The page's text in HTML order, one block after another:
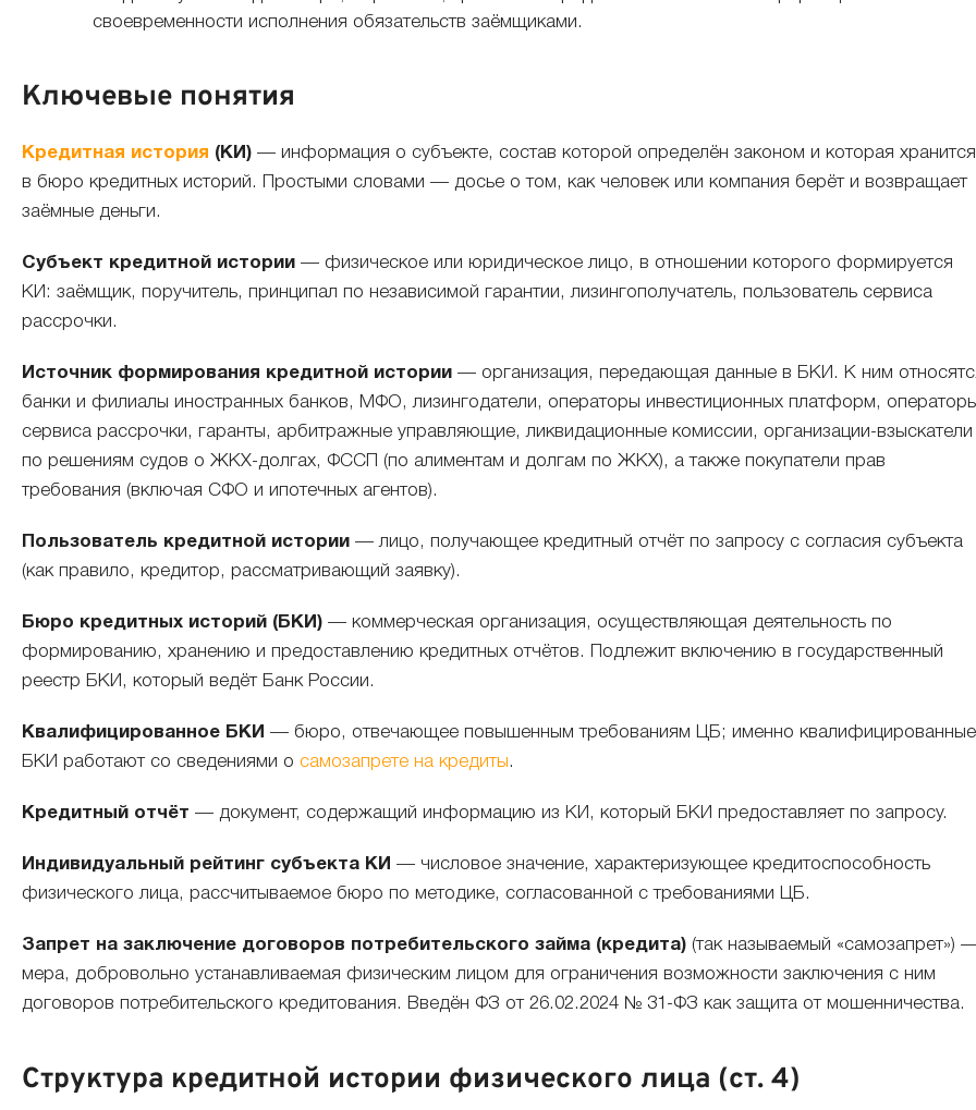
своевременности исполнения обязательств заёмщиками.
Ключевые понятия
Кредитная история (КИ) — информация о субъекте, состав которой определён законом и которая хранится
в бюро кредитных историй. Простыми словами — досье о том, как человек или компания берёт и возвращает
заёмные деньги.
Субъект кредитной истории — физическое или юридическое лицо, в отношении которого формируется
КИ: заёмщик, поручитель, принципал по независимой гарантии, лизингополучатель, пользователь сервиса
рассрочки.
Источник формирования кредитной истории — организация, передающая данные в БКИ. К ним
банки и филиалы иностранных банков, МФО, лизингодатели, операторы инвестиционных платформ,
сервиса рассрочки, гаранты, арбитражные управляющие, ликвидационные комиссии, организации-взыскатели
по решениям судов о ЖКХ-долгах, ФССП (по алиментам и долгам по ЖКХ), а также покупатели прав
требования (включая СФО и ипотечных агентов).
Пользователь кредитной истории — лицо, получающее кредитный отчёт по запросу с согласия субъекта
(как правило, кредитор, рассматривающий заявку).
Бюро кредитных историй (БКИ) — коммерческая организация, осуществляющая деятельность по
формированию, хранению и предоставлению кредитных отчётов. Подлежит включению в государственный
реестр БКИ, который ведёт Банк России.
Квалифицированное БКИ — бюро, отвечающее повышенным требованиям ЦБ; именно квалифицированные
БКИ работают со сведениями о самозапрете на кредиты.
Кредитный отчёт — документ, содержащий информацию из КИ, который БКИ предоставляет по запросу.
Индивидуальный рейтинг субъекта КИ — числовое значение, характеризующее кредитоспособность
физического лица, рассчитываемое бюро по методике, согласованной с требованиями ЦБ.
Запрет на заключение договоров потребительского займа (кредита) (так называемый «самозапрет»)
мера, добровольно устанавливаемая физическим лицом для ограничения возможности заключения с ним
договоров потребительского кредитования. Введён ФЗ от 26.02.2024 № 31-ФЗ как защита от мошенничества.
Структура кредитной истории физического лица (ст. 4)